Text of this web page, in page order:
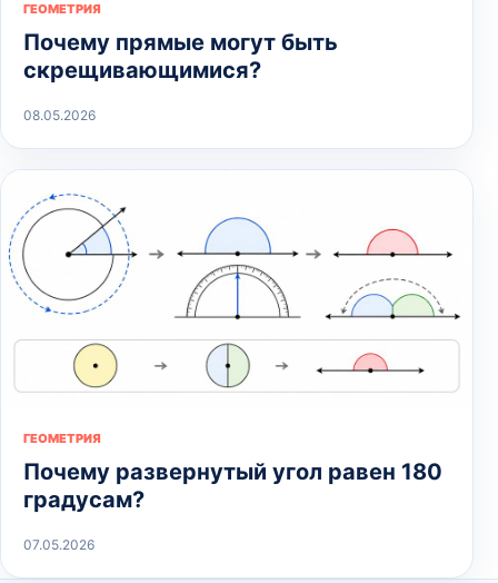
ГЕОМЕТРИЯ
Почему прямые могут быть
скрещивающимися?
08.05.2026
ГЕОМЕТРИЯ
Почему развернутый угол равен 180
градусам?
07.05.2026